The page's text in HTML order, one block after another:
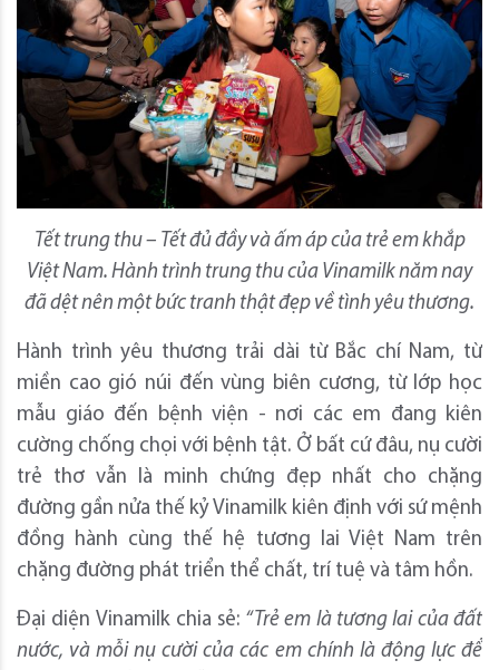
Tết trung thu – Tết đủ đầy và ấm áp của trẻ em khắp
Việt Nam. Hành trình trung thu của Vinamilk năm nay
đã dệt nên một bức tranh thật đẹp về tình yêu thương.
Hành trình yêu thương trải dài từ Bắc chí Nam, từ
miền cao gió núi đến vùng biên cương, từ lớp học
mẫu giáo đến bệnh viện - nơi các em đang kiên
cường chống chọi với bệnh tật. Ở bất cứ đâu, nụ cười
trẻ thơ vẫn là minh chứng đẹp nhất cho chặng
đường gần nửa thế kỷ Vinamilk kiên định với sứ mệnh
đồng hành cùng thế hệ tương lai Việt Nam trên
chặng đường phát triển thể chất, trí tuệ và tâm hồn.
Đại diện Vinamilk chia sẻ: “Trẻ em là tương lai của đất
nước, và mỗi nụ cười của các em chính là động lực để